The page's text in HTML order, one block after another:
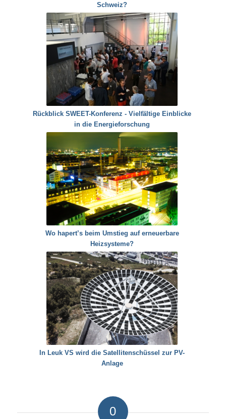
Schweiz?
Rückblick SWEET-Konferenz - Vielfältige Einblicke
in die Energieforschung
Wo hapert’s beim Umstieg auf erneuerbare
Heizsysteme?
In Leuk VS wird die Satellitenschüssel zur PV-
Anlage
0